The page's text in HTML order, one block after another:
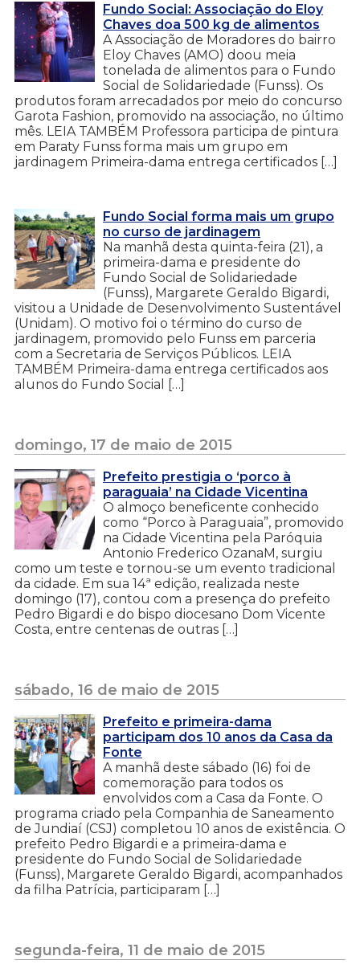
Fundo Social: Associação do Eloy
Chaves doa 500 kg de alimentos
A Associação de Moradores do bairro
Eloy Chaves (AMO) doou meia
tonelada de alimentos para o Fundo
Social de Solidariedade (Funss). Os
produtos foram arrecadados por meio do concurso
Garota Fashion, promovido na associação, no último
mês. LEIA TAMBÉM Professora participa de pintura
em Paraty Funss forma mais um grupo em
jardinagem Primeira-dama entrega certificados […]
Fundo Social forma mais um grupo
no curso de jardinagem
Na manhã desta quinta-feira (21), a
primeira-dama e presidente do
Fundo Social de Solidariedade
(Funss), Margarete Geraldo Bigardi,
visitou a Unidade de Desenvolvimento Sustentável
(Unidam). O motivo foi o término do curso de
jardinagem, promovido pelo Funss em parceria
com a Secretaria de Serviços Públicos. LEIA
TAMBÉM Primeira-dama entrega certificados aos
alunos do Fundo Social […]
domingo, 17 de maio de 2015
Prefeito prestigia o ‘porco à
paraguaia’ na Cidade Vicentina
O almoço beneficente conhecido
como “Porco à Paraguaia”, promovido
na Cidade Vicentina pela Paróquia
Antonio Frederico OzanaM, surgiu
como um teste e tornou-se um evento tradicional
da cidade. Em sua 14ª edição, realizada neste
domingo (17), contou com a presença do prefeito
Pedro Bigardi e do bispo diocesano Dom Vicente
Costa, entre centenas de outras […]
sábado, 16 de maio de 2015
Prefeito e primeira-dama
participam dos 10 anos da Casa da
Fonte
A manhã deste sábado (16) foi de
comemoração para todos os
envolvidos com a Casa da Fonte. O
programa criado pela Companhia de Saneamento
de Jundiaí (CSJ) completou 10 anos de existência. O
prefeito Pedro Bigardi e a primeira-dama e
presidente do Fundo Social de Solidariedade
(Funss), Margarete Geraldo Bigardi, acompanhados
da filha Patrícia, participaram […]
segunda-feira, 11 de maio de 2015